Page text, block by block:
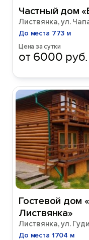
Частный дом
Листвянка, ул.
До места 773 м
Цена за сутки
от 6000 руб.
Гостевой дом
Листвянка»
Листвянка, ул.
До места 1704 м